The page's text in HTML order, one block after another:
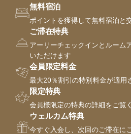
無料宿泊
ポイントを獲得して無料宿泊と
ご滞在特典
アーリーチェックインとルーム
いただけます
会員限定料金
最大20％割引の特別料金が適用
限定特典
会員様限定の特典の詳細をご覧
ウェルカム特典
今すぐ入会し、次回のご滞在に